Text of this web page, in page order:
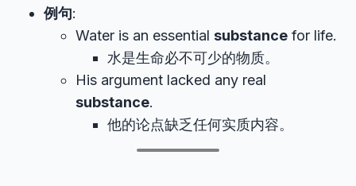
例句:
Water is an essential substance for life.
水是生命必不可少的物质。
His argument lacked any real
substance.
他的论点缺乏任何实质内容。